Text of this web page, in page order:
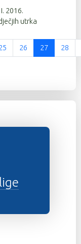
2016.
utrka
27 od 37
26 27 28